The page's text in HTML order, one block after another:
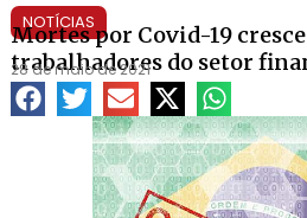
NOTÍCIAS
Mortes por Covid-19
trabalhadores do setor
28 de maio de 2021